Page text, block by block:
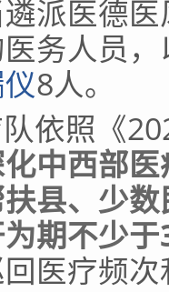
派医德
务人员
8人。
照《
中西部
县、少
期不少
医疗频